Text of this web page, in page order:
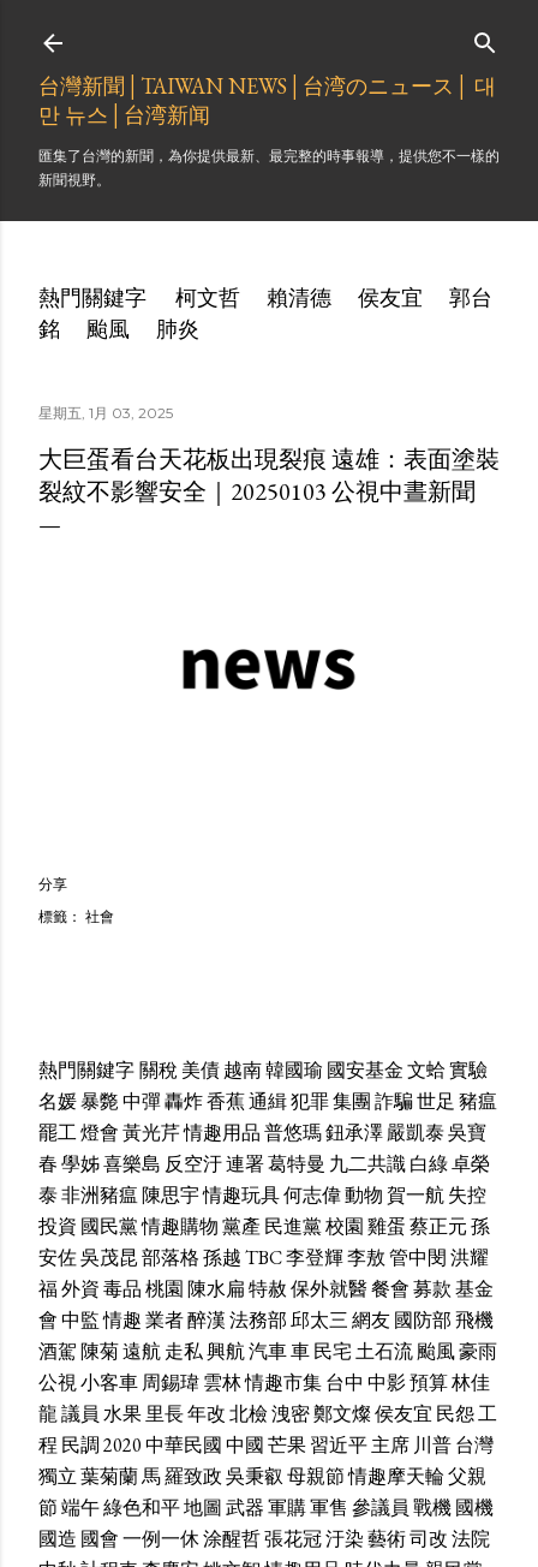
台灣新聞│TAIWAN NEWS│台湾のニュース│ 대
만 뉴스│台湾新闻
匯集了台灣的新聞，為你提供最新、最完整的時事報導，提供您不一樣的
新聞視野。
熱門關鍵字 柯文哲 賴清德 侯友宜
郭台
銘
颱風 肺炎
星期五, 1月 03, 2025
大巨蛋看台天花板出現裂痕 遠雄：表面塗裝
裂紋不影響安全｜20250103 公視中晝新聞
分享
標籤： 社會
熱門關鍵字關稅美債越南韓國瑜 國安基金文蛤實驗
名媛暴斃中彈轟炸香蕉通緝犯罪集團詐騙世足 豬瘟
罷工燈會黃光芹情趣用品普悠瑪鈕承澤嚴凱泰吳寶
春學姊喜樂島 反空汙連署葛特曼 九二共識白綠卓榮
泰非洲豬瘟陳思宇情趣玩具何志偉動物賀一航失控
投資 國民黨情趣購物黨產 民進黨校園雞蛋蔡正元孫
安佐吳茂昆部落格孫越TBC李登輝李敖管中閔洪耀
福外資毒品桃園陳水扁特赦保外就醫餐會募款基金
會中監情趣業者醉漢法務部邱太三網友國防部飛機
酒駕陳菊遠航走私興航汽車車民宅土石流颱風豪雨
公視小客車周錫瑋雲林情趣市集台中 中影預算林佳
龍議員 水果里長年改北檢洩密鄭文燦侯友宜 民怨工
程 民調2020中華民國中國芒果習近平主席 川普台灣
獨立葉菊蘭馬羅致政吳秉叡母親節情趣摩天輪父親
節端午綠色和平地圖武器軍購軍售 參議員 戰機國機
國造 國會一例一休涂醒哲張花冠汙染藝術司改法院